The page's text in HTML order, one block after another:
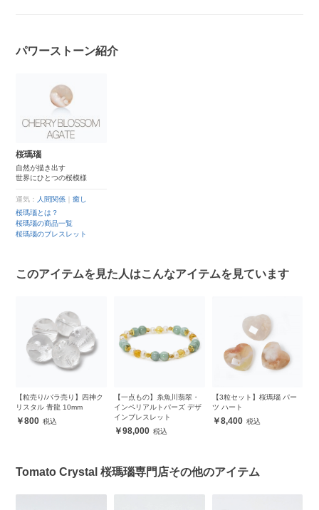
パワーストーン紹介
桜瑪瑙
自然が描き出す
世界にひとつの桜模様
運気： 人間関係 ｜癒し
桜瑪瑙とは？
桜瑪瑙の商品一覧
桜瑪瑙のブレスレット
このアイテムを見た人はこんなアイテムを見ています
【粒売り/バラ売り】四神ク
リスタル 青龍 10mm
800
【一点もの】糸魚川翡翠・
インペリアルトパーズ デザ
インブレスレット
98,000
【3粒セット】桜瑪瑙 パー
ツ ハート
8,400
Tomato Crystal 桜瑪瑙専門店その他のアイテム